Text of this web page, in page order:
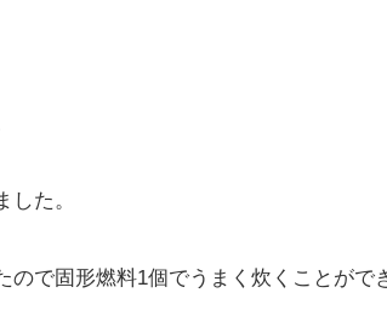
た。
で固形燃料1個でうまく炊くことがで